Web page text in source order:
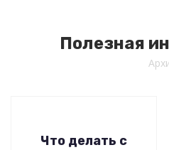
Полезная
Что делать с